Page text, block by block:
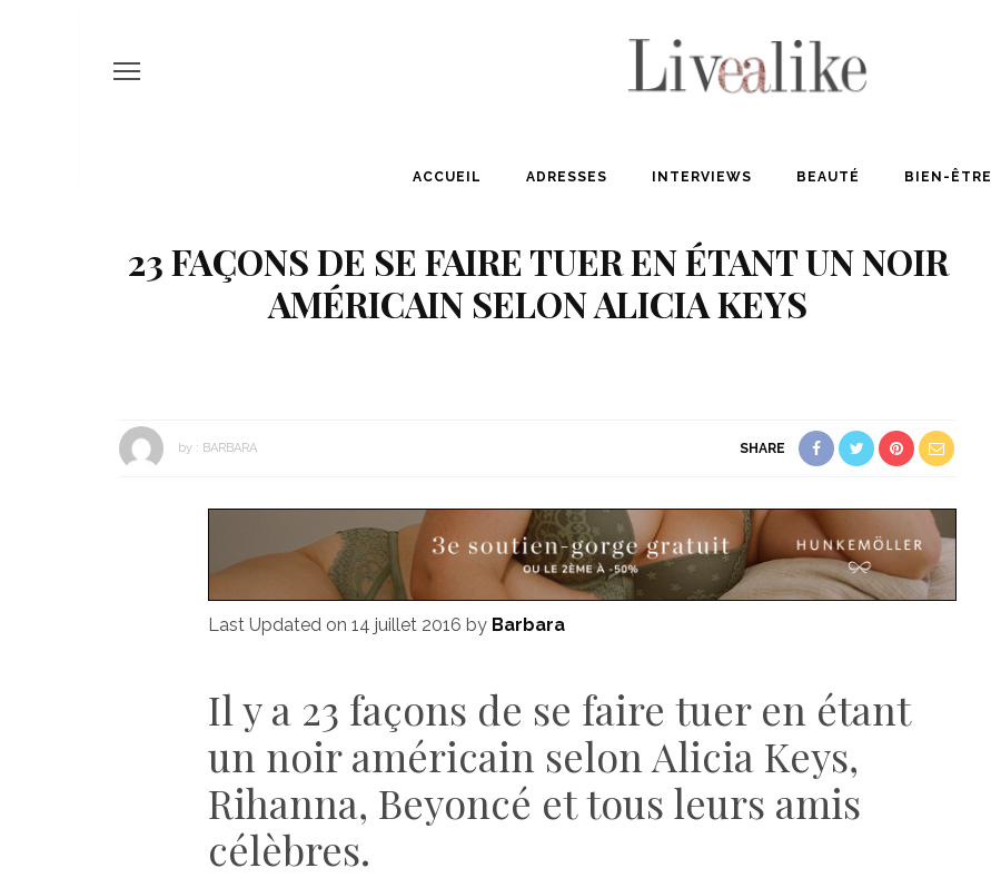
ACCUEIL ADRESSES INTERVIEWS BEAUTÉ BIEN-ÊTRE
23 FAÇONS DE SE FAIRE TUER EN ÉTANT UN NOIR
AMÉRICAIN SELON ALICIA KEYS
by : BARBARA SHARE
Last Updated on 14 juillet 2016 by Barbara
Il y a 23 façons de se faire tuer en étant
un noir américain selon Alicia Keys,
Rihanna, Beyoncé et tous leurs amis
célèbres.